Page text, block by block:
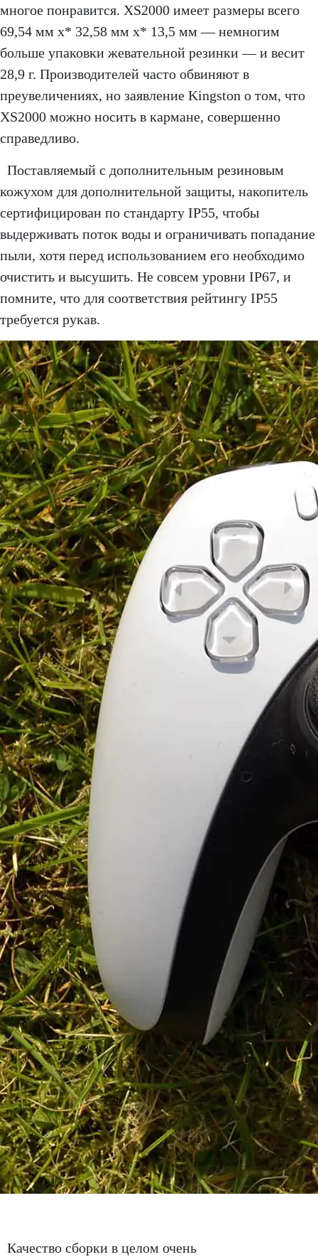
многое понравится. XS2000 имеет размеры всего
69,54 мм x* 32,58 мм x* 13,5 мм — немногим
больше упаковки жевательной резинки — и весит
28,9 г. Производителей часто обвиняют в
преувеличениях, но заявление Kingston о том, что
XS2000 можно носить в кармане, совершенно
справедливо.
Поставляемый с дополнительным резиновым
кожухом для дополнительной защиты, накопитель
сертифицирован по стандарту IP55, чтобы
выдерживать поток воды и ограничивать попадание
пыли, хотя перед использованием его необходимо
очистить и высушить. Не совсем уровни IP67, и
помните, что для соответствия рейтингу IP55
требуется рукав.
Качество сборки в целом очень